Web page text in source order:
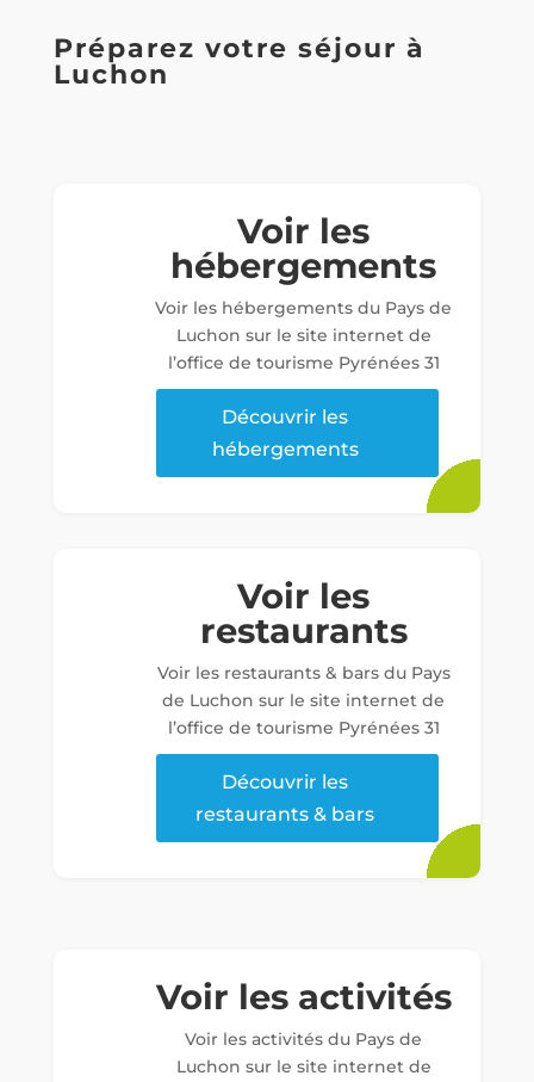
Préparez votre séjour à
Luchon
Voir les
hébergements
Voir les hébergements du Pays de
Luchon sur le site internet de
l’office de tourisme Pyrénées 31
Découvrir les
hébergements
Voir les
restaurants
Voir les restaurants & bars du Pays
de Luchon sur le site internet de
l’office de tourisme Pyrénées 31
Découvrir les
restaurants & bars
Voir les activités
Voir les activités du Pays de
Luchon sur le site internet de